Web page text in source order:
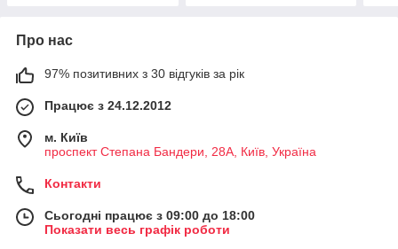
Про нас
97% позитивних з 30 відгуків за рік
Працює з 24.12.2012
м. Київ
проспект Степана Бандери, 28А, Київ, Україна
Контакти
Сьогодні працює з 09:00 до 18:00
Показати весь графік роботи